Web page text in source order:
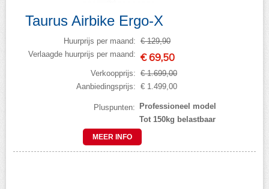
Taurus Airbike Ergo-X
Huurprijs per maand: € 129,90
Verlaagde huurprijs per maand: € 69,50
Verkoopprijs: € 1.699,00
Aanbiedingsprijs: € 1.499,00
Pluspunten:
Professioneel model
Tot 150kg belastbaar
MEER INFO